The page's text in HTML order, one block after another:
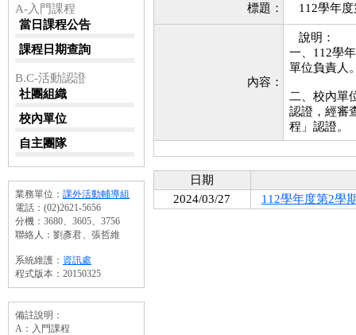
A-入門課程
當日課程公告
課程日期查詢
B.C-活動認證
社團組織
校內單位
自主團隊
業務單位： 課外活動輔導組
電話：(02)2621-5656
分機：3680、3605、3756
聯絡人：劉彥君、張哲維
系統維護： 資訊處
程式版本：20150325
備註說明：
A：入門課程
標題： 112學年
內容：
說明：
一、112學
單位負責人
二、校內單
認證，經審
程」認證。
日期
2024/03/27
112學年度第2學